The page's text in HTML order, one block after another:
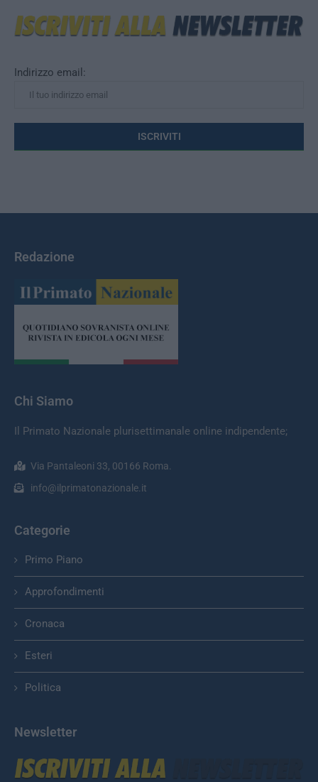
Indirizzo email:
Redazione
Chi Siamo
Il Primato Nazionale plurisettimanale online indipendente;
Via Pantaleoni 33, 00166 Roma.
info@ilprimatonazionale.it
Categorie
Primo Piano
Approfondimenti
Cronaca
Esteri
Politica
Newsletter